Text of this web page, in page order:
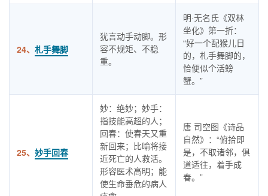
24、 札手舞脚
犹言动手动脚。形
容不规矩、不稳
重。
明·无名氏《双林
坐化》第一折：
“好一个配猴儿日
的，札手舞脚的，
恰便似个活螃
蟹。”
25、 妙手回春
妙：绝妙；妙手：
指技能高超的人；
回春：使春天又重
新回来；比喻将接
近死亡的人救活。
形容医术高明；能
使生命垂危的病人
唐 司空图《诗品
自然》：“俯拾即
是，不取诸邻，俱
道适往，着手成
春。”